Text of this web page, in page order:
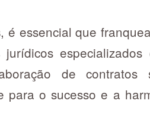
é essencial que
de contratos
para o sucesso e a